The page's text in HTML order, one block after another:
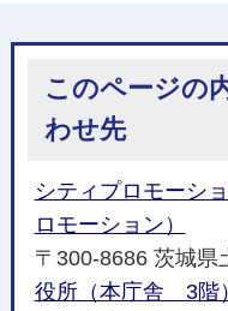
このページの
わせ先
シティプロモーシ
ロモーション）
〒300-8686 茨城県
役所（本庁舎 3